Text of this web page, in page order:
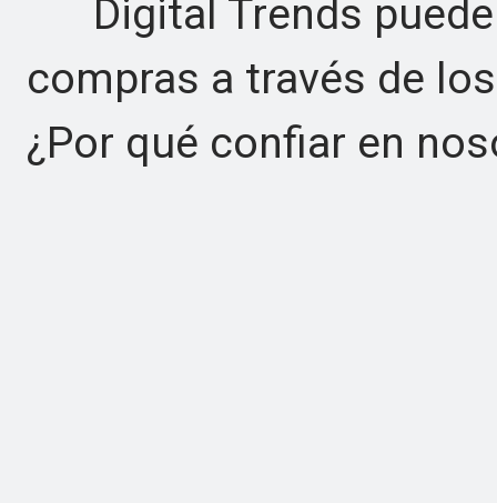
Digital Trends puede
compras a través de
¿Por qué confiar en